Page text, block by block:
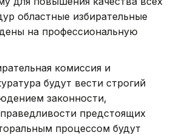
областные избирательные
на профессиональную
комиссия и
будут вести строгий
законности,
предстоящих
процессом будут